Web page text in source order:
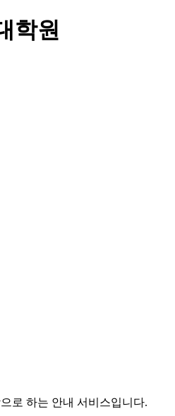
학원
로 하는 안내 서비스입니다.